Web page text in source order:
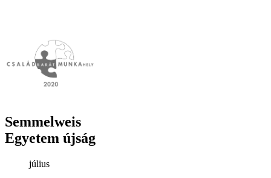
Semmelweis
Egyetem újság
július